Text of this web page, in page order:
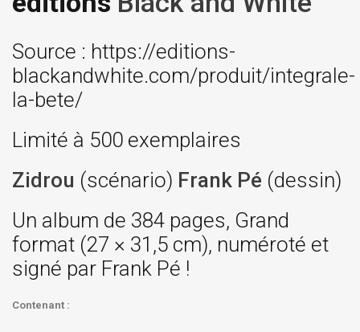
Source : https://editions-
blackandwhite.com/produit/integrale-
la-bete/
Limité à 500 exemplaires
Zidrou (scénario) Frank Pé (dessin)
Un album de 384 pages, Grand
format (27 × 31,5 cm), numéroté et
signé par Frank Pé !
Contenant :